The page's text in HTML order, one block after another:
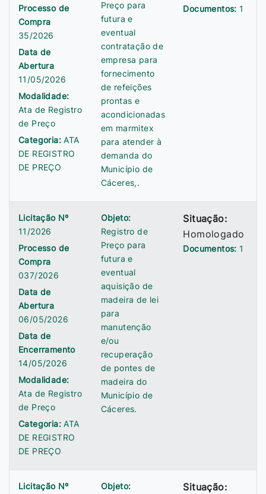
Processo de
Compra
35/2026
Data de
Abertura
11/05/2026
Modalidade:
Ata de Registro
de Preço
Categoria:ATA
DE REGISTRO
DE PREÇO
Preço para
futura e
eventual
contratação de
empresa para
fornecimento
de refeições
prontas e
acondicionadas
em marmitex
para atender à
demanda do
Município de
Cáceres,.
Documentos:1
Licitação Nº
11/2026
Processo de
Compra
037/2026
Data de
Abertura
06/05/2026
Data de
Encerramento
14/05/2026
Modalidade:
Ata de Registro
de Preço
Categoria:ATA
DE REGISTRO
DE PREÇO
Objeto:
Registro de
Preço para
futura e
eventual
aquisição de
madeira de lei
para
manutenção
e/ou
recuperação
de pontes de
madeira do
Município de
Cáceres.
Situação:
Homologado
Documentos: 1
Licitação Nº
Objeto:
Situação: